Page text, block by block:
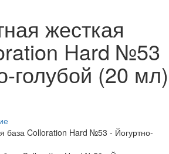
жесткая
Hard №53
голубой (20 мл)
база Colloration Hard №53 - Йогуртно-